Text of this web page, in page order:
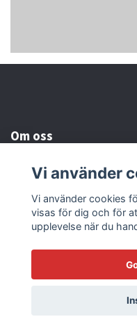
Om oss
Kundtjänst
Läs mer
© 2026
Vi använder
Vi använder cookies
visas för dig och för
upplevelse när du